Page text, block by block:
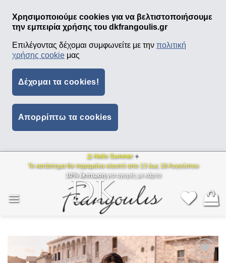
Χρησιμοποιούμε cookies για να βελτιστοποιήσουμε
την εμπειρία χρήσης του dkfrangoulis.gr
Επιλέγοντας δέχομαι συμφωνείτε με την πολιτική
χρήσης cookie μας
Δέχομαι τα cookies!
Απορρίπτω τα cookies
⛱ Hello Summer ☀️
Το κατάστημα θα παραμείνει κλειστό απο 13 έως 18 Αυγούστου
10% έκπτωσηγια αγορές με κάρτα